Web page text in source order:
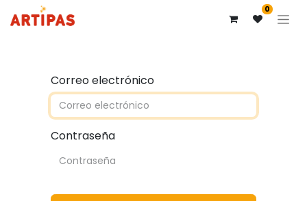
0
Correo electrónico
Contraseña